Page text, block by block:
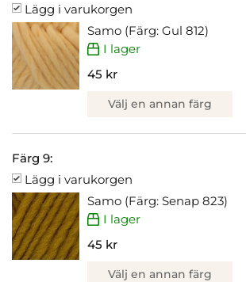
Lägg i varukorgen
Samo (Färg: Gul 812)
I lager
45 kr
Välj en annan färg
Färg 9:
Lägg i varukorgen
Samo (Färg: Senap 823)
I lager
45 kr
Välj en annan färg